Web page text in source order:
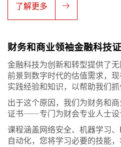
了解更多
财务和商业领袖金融科技
金融科技为创新和转型提供了
前景到数字时代的估值需求，
实践经验和知识，以帮助我们抓
出于这个原因，我们为财务和
证书⸺专门为财会专业人士设
课程涵盖网络安全、机器学习
自动化，您将学习必要的技能